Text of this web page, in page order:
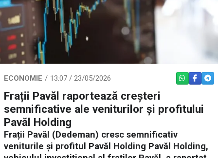
ECONOMIE 13:07 / 23/05/2026 WHATSAPP
Frații Pavăl raportează creșteri
semnificative ale veniturilor și profitului
Pavăl Holding
Frații Pavăl (Dedeman) cresc semnificativ
veniturile și profitul Pavăl Holding Pavăl Holding,